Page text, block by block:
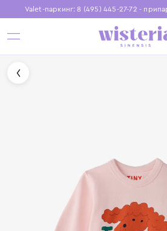
Valet-паркинг: 8 (495) 445-27-72 -
Бесплатная доставка при
Установите приложение, чтобы